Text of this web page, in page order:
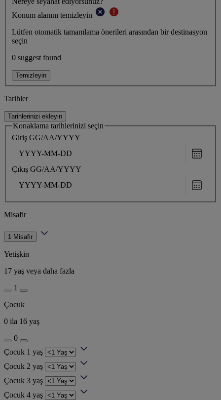
Konum alanını temizleyin
Lütfen otomatik tamamlama önerileri arasından bir destinasyon
seçin
0 suggest found
Temizleyin
Tarihler
Tarihlerinizi ekleyin
Konaklama tarihlerinizi seçin
Giriş GG/AA/YYYY
date
Çıkış GG/AA/YYYY
date
Misafir
1 Misafir
Yetişkin
17 yaş veya daha fazla
1
Çocuk
0 ila 16 yaş
0
Çocuk 1 yaş
Çocuk 2 yaş
Çocuk 3 yaş
Çocuk 4 yaş